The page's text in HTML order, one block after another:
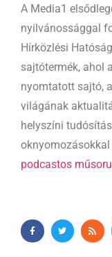
A Media1
nyilvánossággal
Hírközlési
sajtótermék, ahol
nyomtatott sajtó,
világának
helyszíni
podcastos